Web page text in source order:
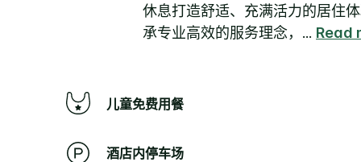
休息打造舒适、充满活力的居住
承专业高效的服务理念， ... Read
儿童免费用餐
酒店内停车场